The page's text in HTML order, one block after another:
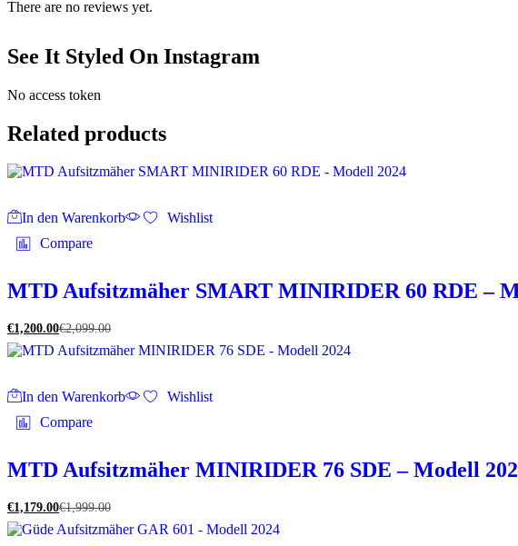
There are no reviews yet.
See It Styled On Instagram
No access token
Related products
In den Warenkorb
Wishlist
Compare
MTD Aufsitzmäher SMART MINIRIDER 60 RDE –
€1,200.00€2,099.00
In den Warenkorb
Wishlist
Compare
MTD Aufsitzmäher MINIRIDER 76 SDE – Modell
€1,179.00€1,999.00